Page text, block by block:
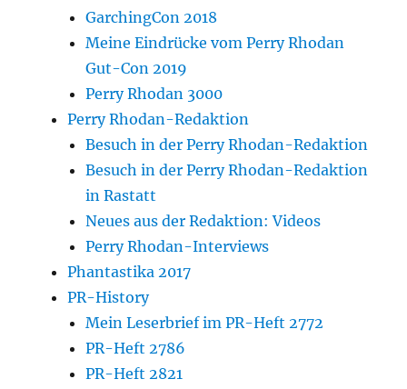
GarchingCon 2018
Meine Eindrücke vom Perry Rhodan
Gut-Con 2019
Perry Rhodan 3000
Perry Rhodan-Redaktion
Besuch in der Perry Rhodan-Redaktion
Besuch in der Perry Rhodan-Redaktion
in Rastatt
Neues aus der Redaktion: Videos
Perry Rhodan-Interviews
Phantastika 2017
PR-History
Mein Leserbrief im PR-Heft 2772
PR-Heft 2786
PR-Heft 2821